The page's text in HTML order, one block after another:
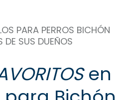
PARA PERROS BICHÓN
DE SUS DUEÑOS
en